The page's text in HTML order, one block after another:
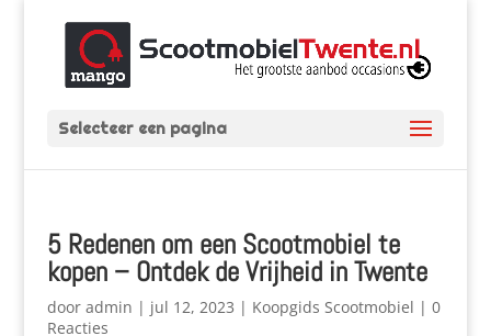
Selecteer een pagina
5 Redenen om een Scootmobiel te
kopen – Ontdek de Vrijheid in Twente
door admin | jul 12, 2023 | Koopgids Scootmobiel | 0
Reacties